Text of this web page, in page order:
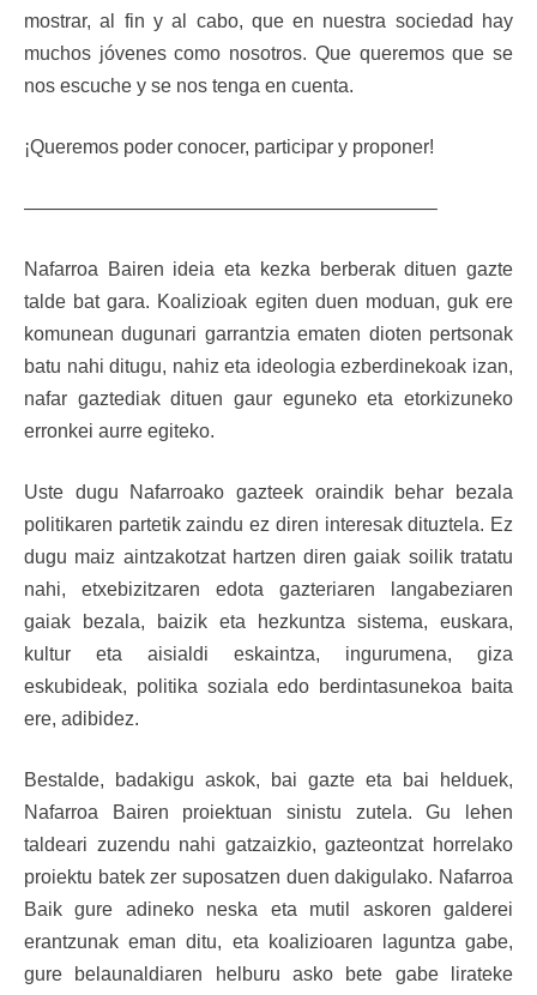
mostrar, al fin y al cabo, que en nuestra sociedad hay
muchos jóvenes como nosotros. Que queremos que se
nos escuche y se nos tenga en cuenta.
¡Queremos poder conocer, participar y proponer!
—————————————————————–
Nafarroa Bairen ideia eta kezka berberak dituen gazte
talde bat gara. Koalizioak egiten duen moduan, guk ere
komunean dugunari garrantzia ematen dioten pertsonak
batu nahi ditugu, nahiz eta ideologia ezberdinekoak izan,
nafar gaztediak dituen gaur eguneko eta etorkizuneko
erronkei aurre egiteko.
Uste dugu Nafarroako gazteek oraindik behar bezala
politikaren partetik zaindu ez diren interesak dituztela. Ez
dugu maiz aintzakotzat hartzen diren gaiak soilik tratatu
nahi, etxebizitzaren edota gazteriaren langabeziaren
gaiak bezala, baizik eta hezkuntza sistema, euskara,
kultur eta aisialdi eskaintza, ingurumena, giza
eskubideak, politika soziala edo berdintasunekoa baita
ere, adibidez.
Bestalde, badakigu askok, bai gazte eta bai helduek,
Nafarroa Bairen proiektuan sinistu zutela. Gu lehen
taldeari zuzendu nahi gatzaizkio, gazteontzat horrelako
proiektu batek zer suposatzen duen dakigulako. Nafarroa
Baik gure adineko neska eta mutil askoren galderei
erantzunak eman ditu, eta koalizioaren laguntza gabe,
gure belaunaldiaren helburu asko bete gabe lirateke